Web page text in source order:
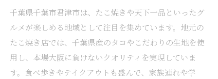
千葉県千葉市君津市は、たこ焼きや天下一品といったグ
ルメが楽しめる地域として注目を集めています。地元の
たこ焼き店では、千葉県産のタコやこだわりの生地を使
用し、本場大阪に負けないクオリティを実現していま
す。食べ歩きやテイクアウトも盛んで、家族連れや学